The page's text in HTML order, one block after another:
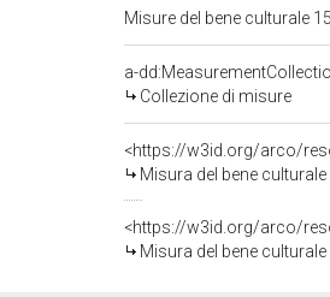
Misure del bene culturale
a-
Collezione di misure
<https://w3id.org/arco/
Misura del bene
<https://w3id.org/arco/
Misura del bene